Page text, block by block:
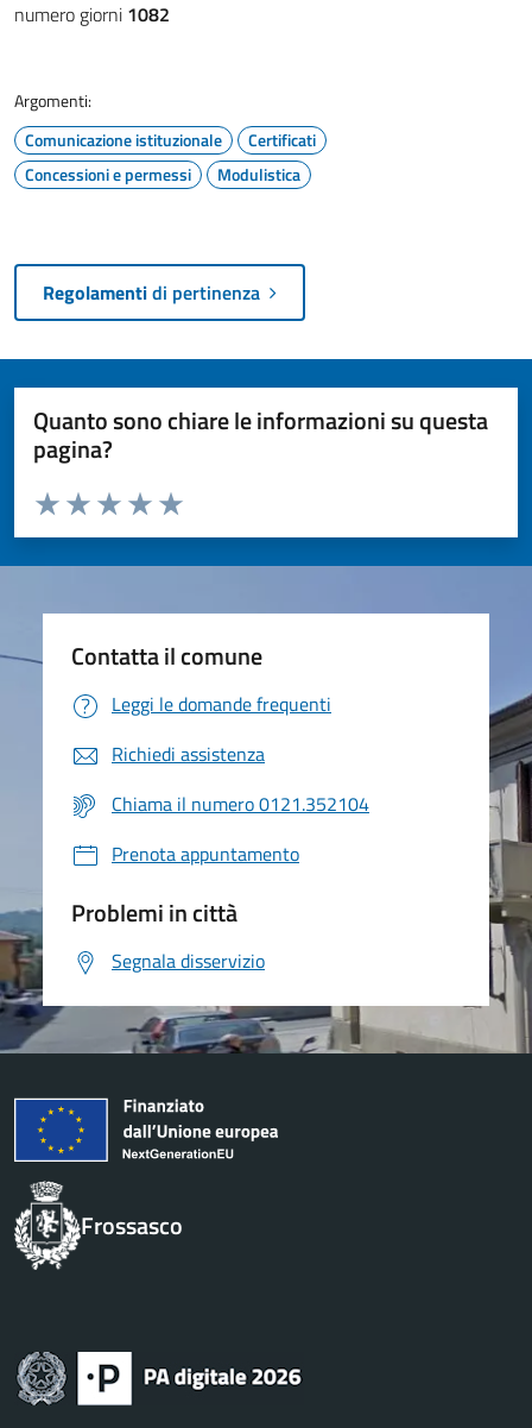
numero giorni 1082
Argomenti:
Comunicazione istituzionale
Certificati
Concessioni e permessi
Modulistica
Regolamentidi pertinenza
Quanto sono chiare le informazioni su questa
pagina?
Valuta da 1 a 5 stelle la pagina
Valuta 5 stelle su 5
Valuta 4 stelle su 5
Valuta 3 stelle su 5
Valuta 2 stelle su 5
Valuta 1 stelle su 5
Contatta il comune
Leggi le domande frequenti
Richiedi assistenza
Chiama il numero 0121.352104
Prenota appuntamento
Problemi in città
Segnala disservizio
Frossasco